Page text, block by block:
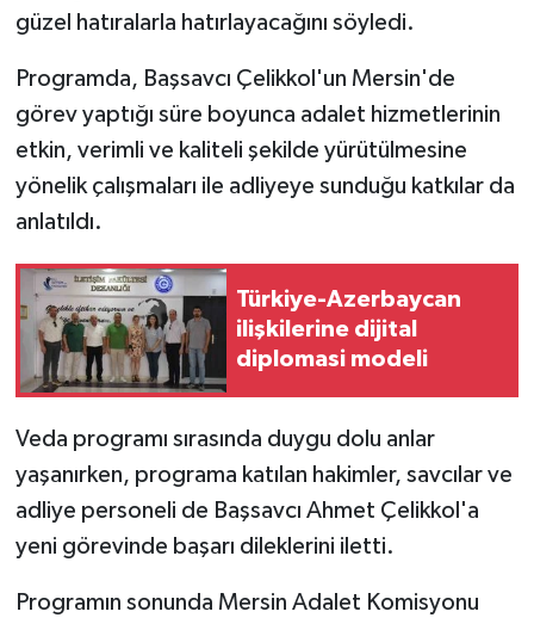
güzel hatıralarla hatırlayacağını söyledi.
Programda, Başsavcı Çelikkol'un Mersin'de
görev yaptığı süre boyunca adalet hizmetlerinin
etkin, verimli ve kaliteli şekilde yürütülmesine
yönelik çalışmaları ile adliyeye sunduğu katkılar da
anlatıldı.
Türkiye-Azerbaycan
ilişkilerine dijital
diplomasi modeli
Veda programı sırasında duygu dolu anlar
yaşanırken, programa katılan hakimler, savcılar ve
adliye personeli de Başsavcı Ahmet Çelikkol'a
yeni görevinde başarı dileklerini iletti.
Programın sonunda Mersin Adalet Komisyonu